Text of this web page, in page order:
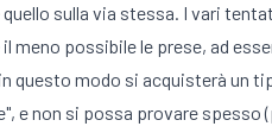
sulla via stessa. I vari
possibile le prese, ad
questo modo si acquisterà
e non si possa provare